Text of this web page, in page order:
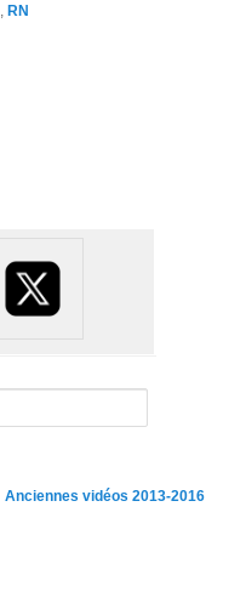
,RN
Anciennes vidéos 2013-2016